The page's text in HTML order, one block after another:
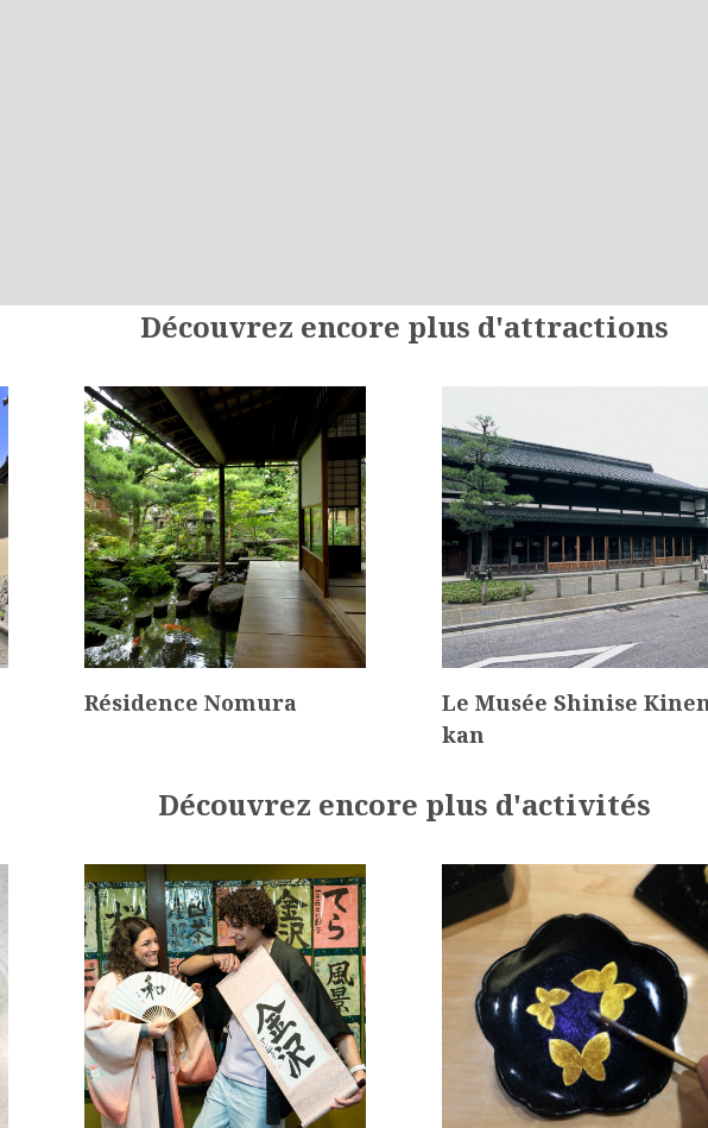
Découvrez encore plus d'attractions
Résidence Nomura
Le Musée Shinise
kan
Découvrez encore plus d'activités